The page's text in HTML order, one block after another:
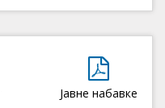
Јавне набавке